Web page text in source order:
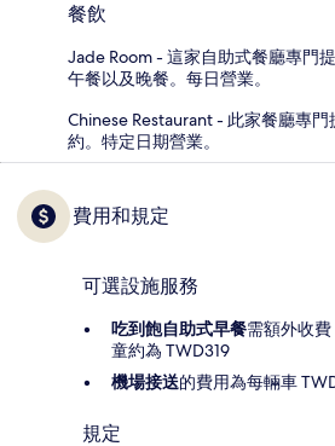
餐飲
Jade Room - 這家自助式餐廳專門
午餐以及晚餐。每日營業。
Chinese Restaurant - 此家餐廳專
約。特定日期營業。
費用和規定
可選設施服務
吃到飽自助式早餐需額外收
童約為 TWD319
機場接送的費用為每輛車
規定